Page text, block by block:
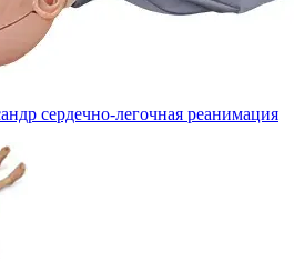
сердечно-легочная реанимация